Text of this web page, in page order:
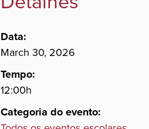
Data:
March 30, 2026
Tempo:
12:00h
Categoria do evento: